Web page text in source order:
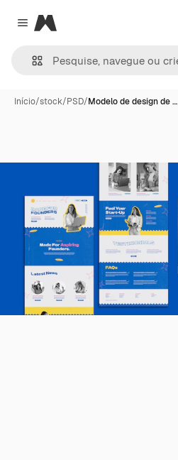
Close menu
Magnific
Início/stock/PSD/Modelo de design de …